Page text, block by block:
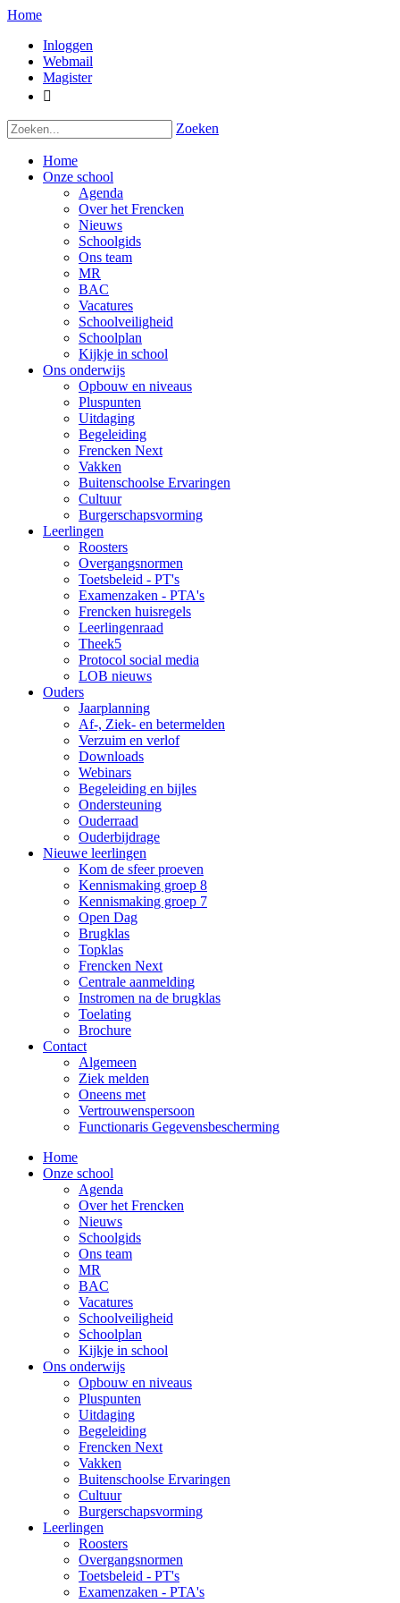
Home
Inloggen
Webmail
Magister

Zoeken
Home
Onze school
Agenda
Over het Frencken
Nieuws
Schoolgids
Ons team
MR
BAC
Vacatures
Schoolveiligheid
Schoolplan
Kijkje in school
Ons onderwijs
Opbouw en niveaus
Pluspunten
Uitdaging
Begeleiding
Frencken Next
Vakken
Buitenschoolse Ervaringen
Cultuur
Burgerschapsvorming
Leerlingen
Roosters
Overgangsnormen
Toetsbeleid - PT's
Examenzaken - PTA's
Frencken huisregels
Leerlingenraad
Theek5
Protocol social media
LOB nieuws
Ouders
Jaarplanning
Af-, Ziek- en betermelden
Verzuim en verlof
Downloads
Webinars
Begeleiding en bijles
Ondersteuning
Ouderraad
Ouderbijdrage
Nieuwe leerlingen
Kom de sfeer proeven
Kennismaking groep 8
Kennismaking groep 7
Open Dag
Brugklas
Topklas
Frencken Next
Centrale aanmelding
Instromen na de brugklas
Toelating
Brochure
Contact
Algemeen
Ziek melden
Oneens met
Vertrouwenspersoon
Functionaris Gegevensbescherming
Home
Onze school
Agenda
Over het Frencken
Nieuws
Schoolgids
Ons team
MR
BAC
Vacatures
Schoolveiligheid
Schoolplan
Kijkje in school
Ons onderwijs
Opbouw en niveaus
Pluspunten
Uitdaging
Begeleiding
Frencken Next
Vakken
Buitenschoolse Ervaringen
Cultuur
Burgerschapsvorming
Leerlingen
Roosters
Overgangsnormen
Toetsbeleid - PT's
Examenzaken - PTA's